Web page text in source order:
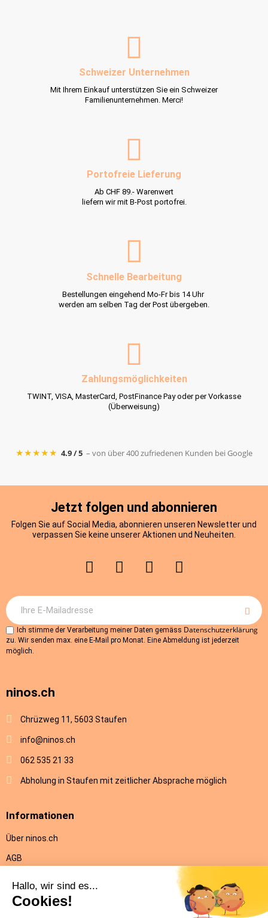
Schweizer Unternehmen
Mit Ihrem Einkauf unterstützen Sie ein Schweizer
Familienunternehmen. Merci!
Portofreie Lieferung
Ab CHF 89.- Warenwert
liefern wir mit B-Post portofrei.
Schnelle Bearbeitung
Bestellungen eingehend Mo-Fr bis 14 Uhr
werden am selben Tag der Post übergeben.
Zahlungsmöglichkeiten
TWINT, VISA, MasterCard, PostFinance Pay oder per Vorkasse
(Überweisung)
★★★★★ 4.9 / 5 – von über 400 zufriedenen Kunden bei Google
Jetzt folgen und abonnieren
Folgen Sie auf Social Media, abonnieren unseren Newsletter und
verpassen Sie keine unserer Aktionen und Neuheiten.
Ich stimme der Verarbeitung meiner Daten gemäss Datenschutzerklärung
zu. Wir senden max. eine E-Mail pro Monat. Eine Abmeldung ist jederzeit
möglich.
ninos.ch
Chrüzweg 11, 5603 Staufen
info@ninos.ch
062 535 21 33
Abholung in Staufen mit zeitlicher Absprache möglich
Informationen
Über ninos.ch
AGB
Rückgabe